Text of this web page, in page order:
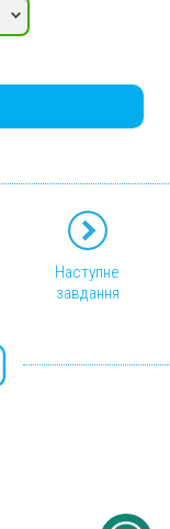
Наступне
завдання